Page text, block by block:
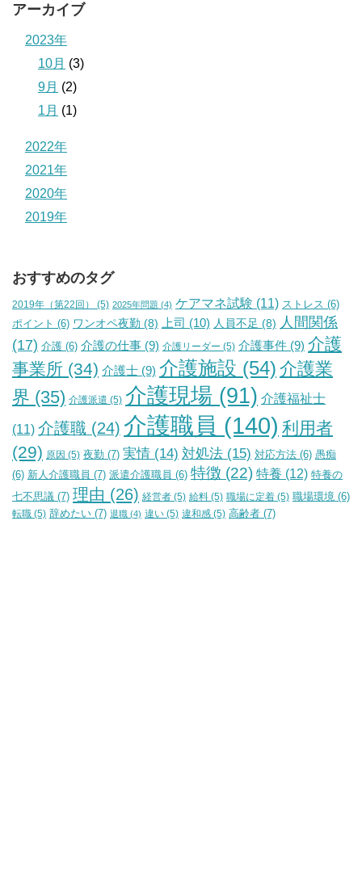
アーカイブ
2023年
10月 (3)
9月 (2)
1月 (1)
2022年
2021年
2020年
2019年
おすすめのタグ
2019年（第22回） (5) 2025年問題 (4) ケアマネ試験 (11) ストレス (6)
ポイント (6) ワンオペ夜勤 (8) 上司 (10) 人員不足 (8) 人間関係
(17) 介護 (6) 介護の仕事 (9) 介護リーダー (5) 介護事件 (9) 介護
事業所 (34) 介護士 (9) 介護施設 (54) 介護業
界 (35) 介護派遣 (5) 介護現場 (91) 介護福祉士
(11) 介護職 (24) 介護職員 (140) 利用者
(29) 原因 (5) 夜勤 (7) 実情 (14) 対処法 (15) 対応方法 (6) 愚痴
(6) 新人介護職員 (7) 派遣介護職員 (6) 特徴 (22) 特養 (12) 特養の
七不思議 (7) 理由 (26) 経営者 (5) 給料 (5) 職場に定着 (5) 職場環境 (6)
転職 (5) 辞めたい (7) 退職 (4) 違い (5) 違和感 (5) 高齢者 (7)